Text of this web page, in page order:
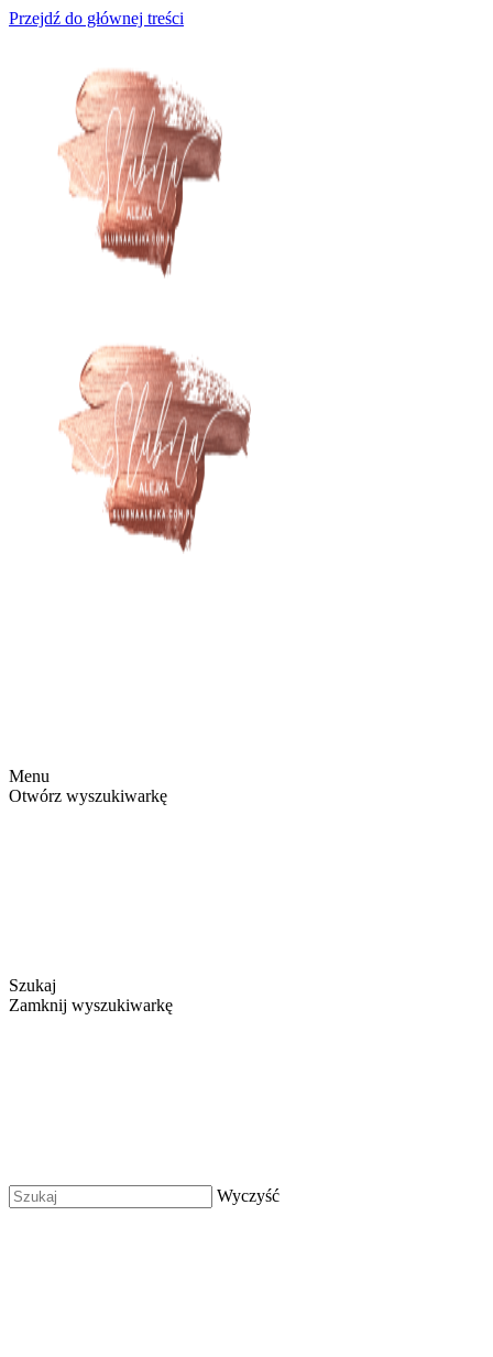
Przejdź do głównej treści
Menu
Otwórz wyszukiwarkę
Szukaj
Zamknij wyszukiwarkę
Wyczyść